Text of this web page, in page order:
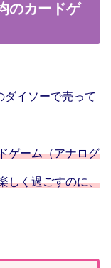
のカードゲ
イソーで売って
ゲーム（アナログ
しく過ごすのに、